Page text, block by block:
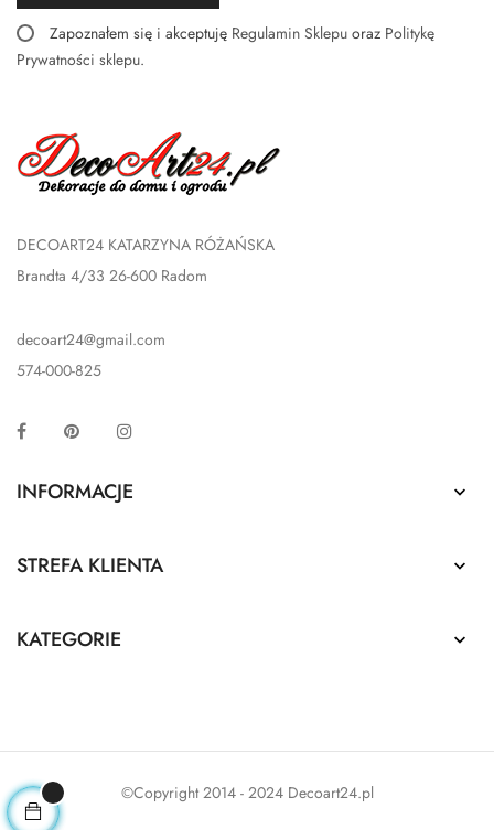
Zapoznałem się i akceptuję Regulamin Sklepu oraz Politykę
Prywatności sklepu.
DECOART24 KATARZYNA RÓŻAŃSKA
Brandta 4/33 26-600 Radom
decoart24@gmail.com
574-000-825
Facebook Pinterest
INFORMACJE 
STREFA KLIENTA 
KATEGORIE 
©Copyright 2014 - 2024 Decoart24.pl